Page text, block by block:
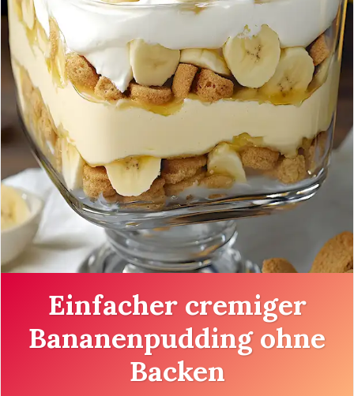
Einfacher cremiger
Bananenpudding ohne
Backen